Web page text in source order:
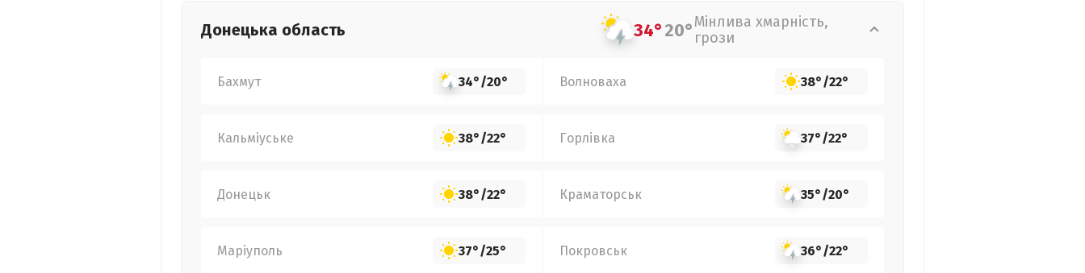
Донецька область 34°20°Мінлива хмарність,
грози
Бахмут 34°/20° Волноваха 38°/22°
Кальміуське 38°/22° Горлівка 37°/22°
Донецьк 38°/22° Краматорськ 35°/20°
Маріуполь 37°/25° Покровськ 36°/22°